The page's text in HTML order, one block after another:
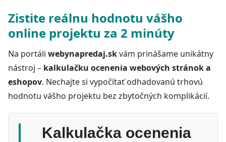
Zistite reálnu hodnotu vášho
online projektu za 2 minúty
Na portáli webynapredaj.skvám prinášame unikátny
nástroj – kalkulačku ocenenia webových stránok a
eshopov. Nechajte si vypočítať odhadovanú trhovú
hodnotu vášho projektu bez zbytočných komplikácií.
Kalkulačka ocenenia